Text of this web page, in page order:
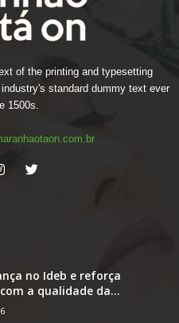
of the printing and typesetting
standard dummy text ever
1500s.
no Ideb e reforça
a qualidade da...